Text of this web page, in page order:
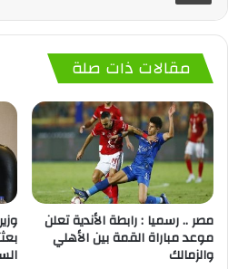
مقالات ذات صلة
مصر .. رسميا : رابطة الأندية تعلن
موعد مباراة القمة بين الأهلي
والزمالك